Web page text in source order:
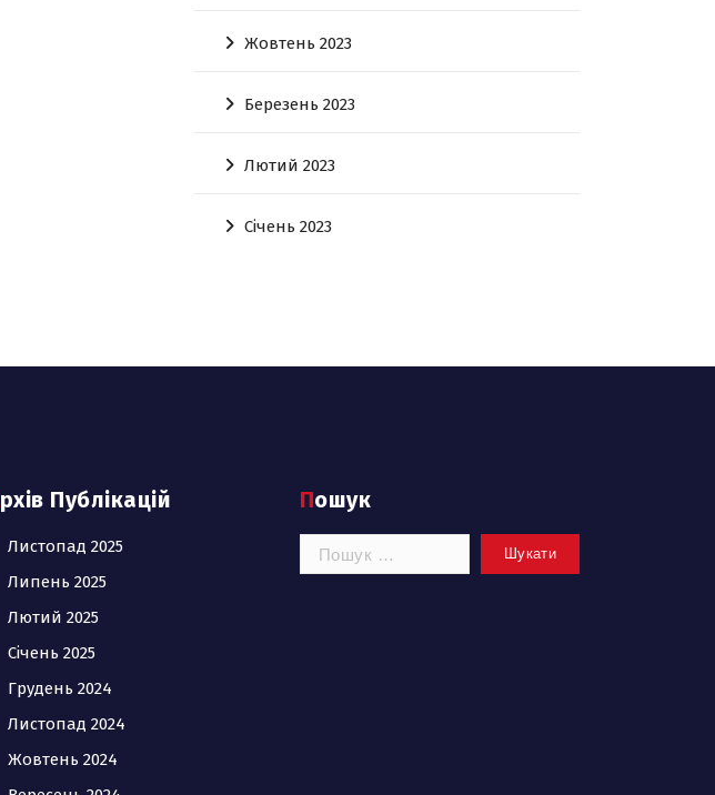
Жовтень 2023
Березень 2023
Лютий 2023
Січень 2023
Архів Публікацій
Листопад 2025
Липень 2025
Лютий 2025
Січень 2025
Грудень 2024
Листопад 2024
Жовтень 2024
Пошук
Пошук: